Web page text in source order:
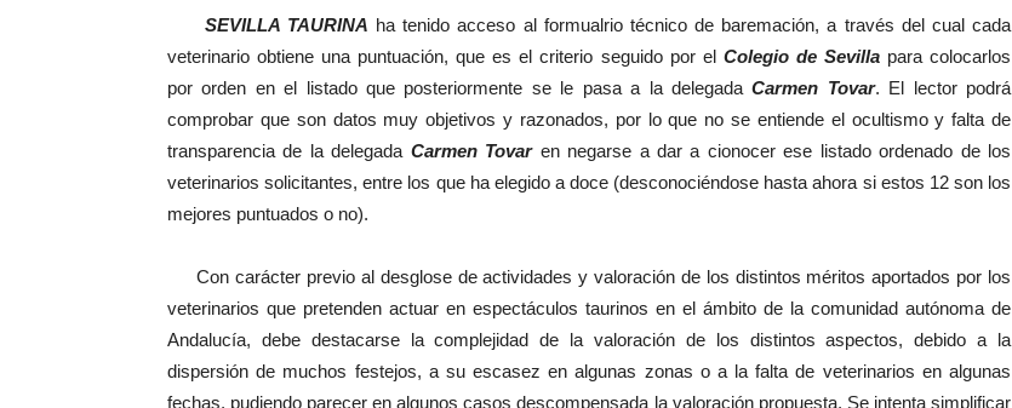
SEVILLA TAURINA ha tenido acceso al formualrio técnico de baremación, a través del cual cada
veterinario obtiene una puntuación, que es el criterio seguido por el Colegio de Sevillapara colocarlos
por orden en el listado que posteriormente se le pasa a la delegadaCarmen Tovar. El lector podrá
comprobar que son datos muy objetivos y razonados, por lo que no se entiende el ocultismo y falta de
transparencia de la delegada Carmen Tovaren negarse a dar a cionocer ese listado ordenado de los
veterinarios solicitantes, entre los que ha elegido a doce (desconociéndose hasta ahora si estos 12 son los
mejores puntuados o no).
Con carácter previo al desglose de actividades y valoración de los distintos méritos aportados por los
veterinarios que pretenden actuar en espectáculos taurinos en el ámbito de la comunidad autónoma de
Andalucía, debe destacarse la complejidad de la valoración de los distintos aspectos, debido a la
dispersión de muchos festejos, a su escasez en algunas zonas o a la falta de veterinarios en algunas
fechas, pudiendo parecer en algunos casos descompensada la valoración propuesta. Se intenta simplificar